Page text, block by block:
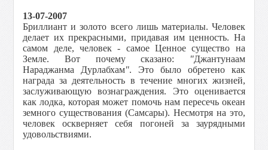
13-07-2007
Бриллиант и золото всего лишь материалы. Человек
делает их прекрасными, придавая им ценность. На
самом деле, человек - самое Ценное существо на
Земле. Вот почему сказано:
"Джантунаам
Нараджанма Дурлабхам". Это было обретено как
награда за деятельность в течение многих жизней,
заслуживающую вознаграждения. Это оценивается
как лодка, которая может помочь нам пересечь океан
земного существования (Cамсары). Несмотря на это,
человек оскверняет себя погоней за заурядными
удовольствиями.